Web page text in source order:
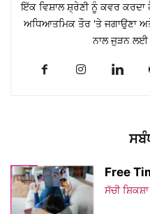
ਇੱਕ ਵਿਸ਼ਾਲ ਸ਼੍ਰੇਣੀ ਨੂੰ ਕਵਰ
ਅਧਿਆਤਮਿਕ ਤੌਰ 'ਤੇ ਜਗਾਉਣਾ
ਨਾਲ ਜੁੜਨ ਲਈ
Free
ਸੱਚੀ ਸ਼ਿਕਸ਼ਾ